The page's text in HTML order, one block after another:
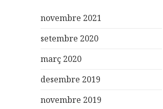
novembre 2021
setembre 2020
març 2020
desembre 2019
novembre 2019